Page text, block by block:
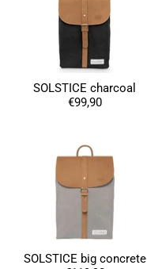
SOLSTICE charcoal
€99,90
SOLSTICE big concrete